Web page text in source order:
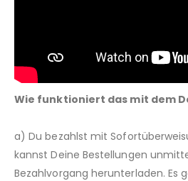
Wie funktioniert das mit dem
a) Du bezahlst mit
kannst Deine Bestellungen
Bezahlvorgang herunterladen. Es